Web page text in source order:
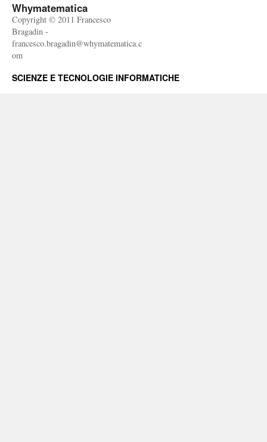
Whymatematica
Copyright © 2011 Francesco
Bragadin -
francesco.bragadin@whymatematica.c
om
SCIENZE E TECNOLOGIE INFORMATICHE